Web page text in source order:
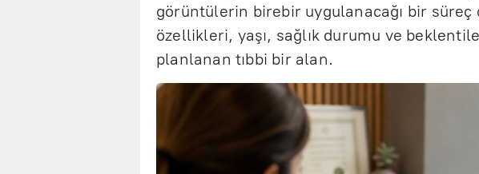
görüntülerin birebir uygulanacağı bir
özellikleri, yaşı, sağlık durumu ve
planlanan tıbbi bir alan.